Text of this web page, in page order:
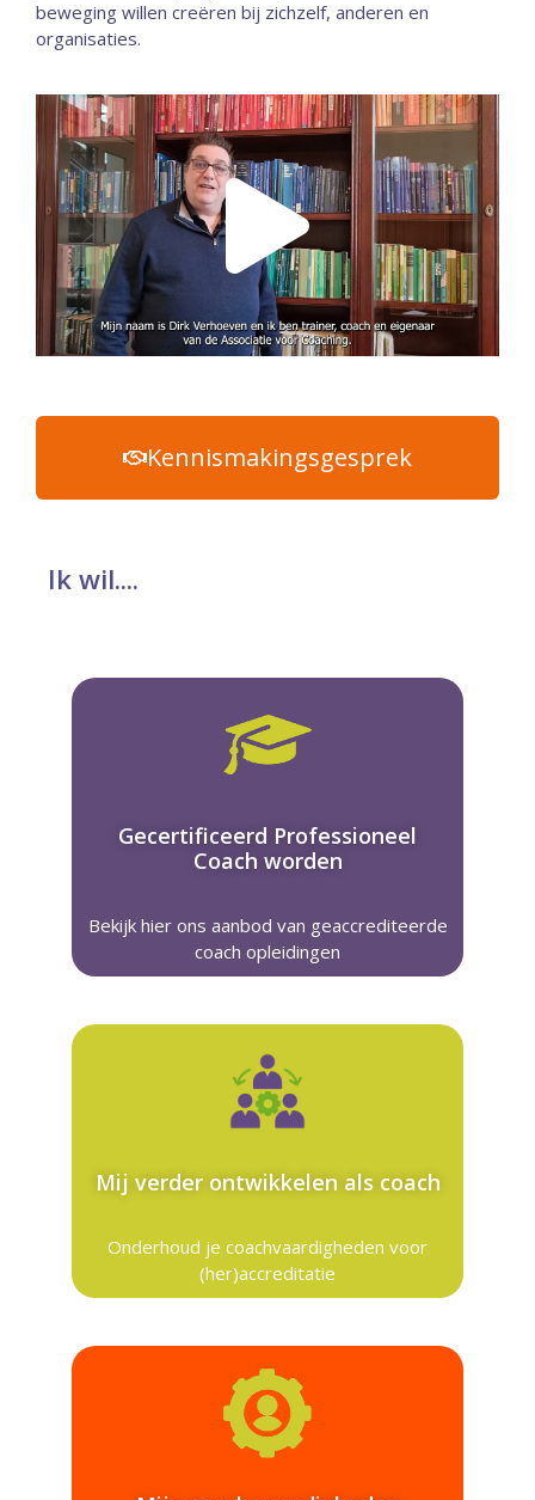
beweging willen creëren bij zichzelf, anderen en
organisaties.
Kennismakingsgesprek
Ik wil....
Gecertificeerd Professioneel
Coach worden
Bekijk hier ons aanbod van geaccrediteerde
coach opleidingen
Mij verder ontwikkelen als coach
Onderhoud je coachvaardigheden voor
(her)accreditatie